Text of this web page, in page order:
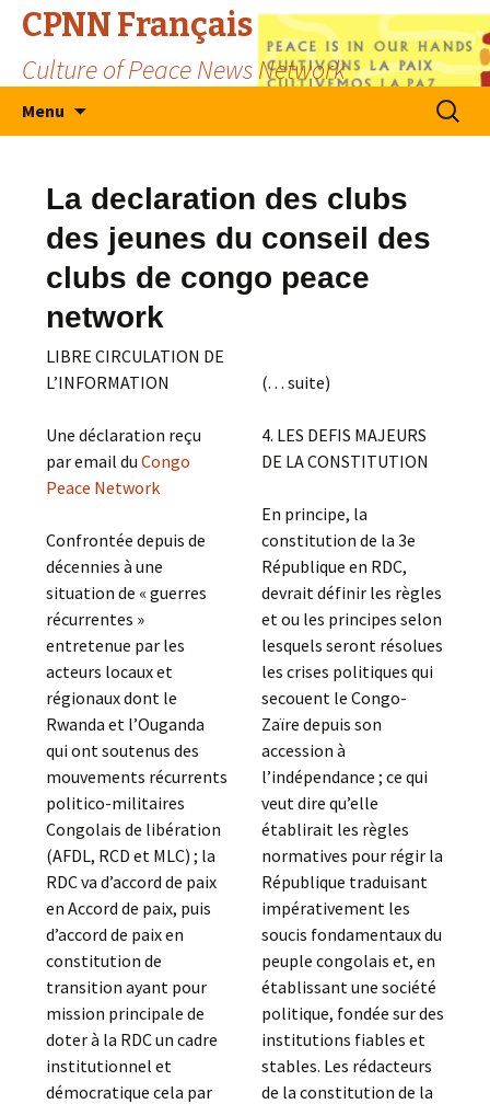
CPNN Français
Culture of Peace News Network
Menu
Search
for:
La declaration des clubs
des jeunes du conseil des
clubs de congo peace
network
LIBRE CIRCULATION DE
L’INFORMATION
Une déclaration reçu
par email duCongo
Peace Network
Confrontée depuis de
décennies à une
situation de « guerres
récurrentes »
entretenue par les
acteurs locaux et
régionaux dont le
Rwanda et l’Ouganda
qui ont soutenus des
mouvements récurrents
politico-militaires
Congolais de libération
(AFDL, RCD et MLC) ; la
RDC va d’accord de paix
en Accord de paix, puis
d’accord de paix en
constitution de
transition ayant pour
mission principale de
doter à la RDC un cadre
institutionnel et
démocratique cela par
(. . . suite)
4. LES DEFIS MAJEURS
DE LA CONSTITUTION
En principe, la
constitution de la 3e
République en RDC,
devrait définir les règles
et ou les principes selon
lesquels seront résolues
les crises politiques qui
secouent le Congo-
Zaïre depuis son
accession à
l’indépendance ; ce qui
veut dire qu’elle
établirait les règles
normatives pour régir la
République traduisant
impérativement les
soucis fondamentaux du
peuple congolais et, en
établissant une société
politique, fondée sur des
institutions fiables et
stables. Les rédacteurs
de la constitution de la